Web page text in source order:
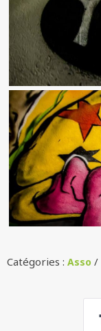
Catégories : Asso /